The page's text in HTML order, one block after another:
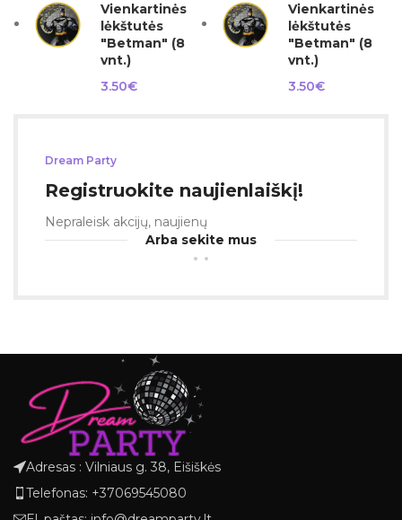
Vienkartinės
lėkštutės
"Betman" (8
vnt.)
3.50€
Vienkartinės
lėkštutės
"Betman" (8
vnt.)
3.50€
Dream Party
Registruokite naujienlaiškį!
Nepraleisk akcijų, naujienų
Arba sekite mus
Adresas : Vilniaus g. 38, Eišiškės
Telefonas: +37069545080